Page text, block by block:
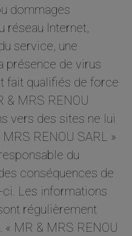
dommages
réseau Internet,
service, une
présence de virus
fait qualifiés de force
& MRS RENOU
vers des sites ne lui
RENOU SARL »
du
conséquences de
Les informations
régulièrement
MR & MRS RENOU